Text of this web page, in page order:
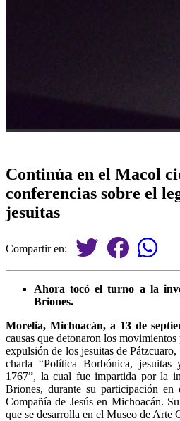
Continúa en el Macol
conferencias sobre el
jesuitas
Compartir en:
Ahora tocó el turno a la
Briones.
Morelia, Michoacán, a 13 de
causas que detonaron los
expulsión de los jesuitas de
charla “Política Borbónica, jesuitas
1767”, la cual fue impartida por la
Briones, durante su participación
Compañía de Jesús en Michoacán.
que se desarrolla en el Museo de Arte